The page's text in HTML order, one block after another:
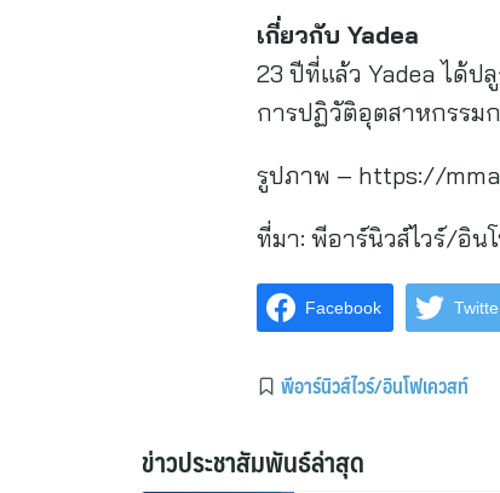
เกี่ยวกับ Yadea
23 ปีที่แล้ว Yadea ได้ป
การปฏิวัติอุตสาหกรรม
รูปภาพ – https://
ที่มา: พีอาร์นิวส์ไวร์/อิน
Facebook
พีอาร์นิวส์ไวร์/อินโฟเควสท์
ข่าวประชาสัมพันธ์ล่าสุด